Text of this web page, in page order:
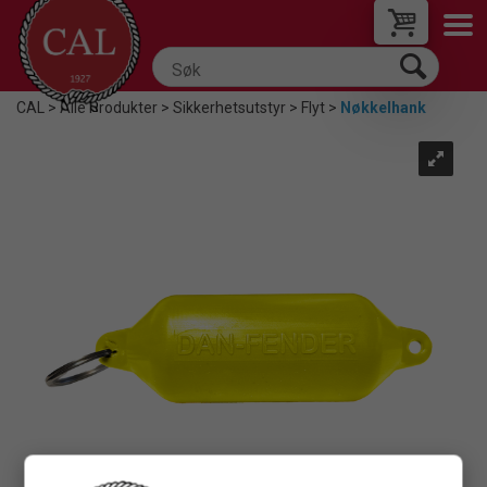
CAL >Alle Produkter>Sikkerhetsutstyr>Flyt> Nøkkelhank